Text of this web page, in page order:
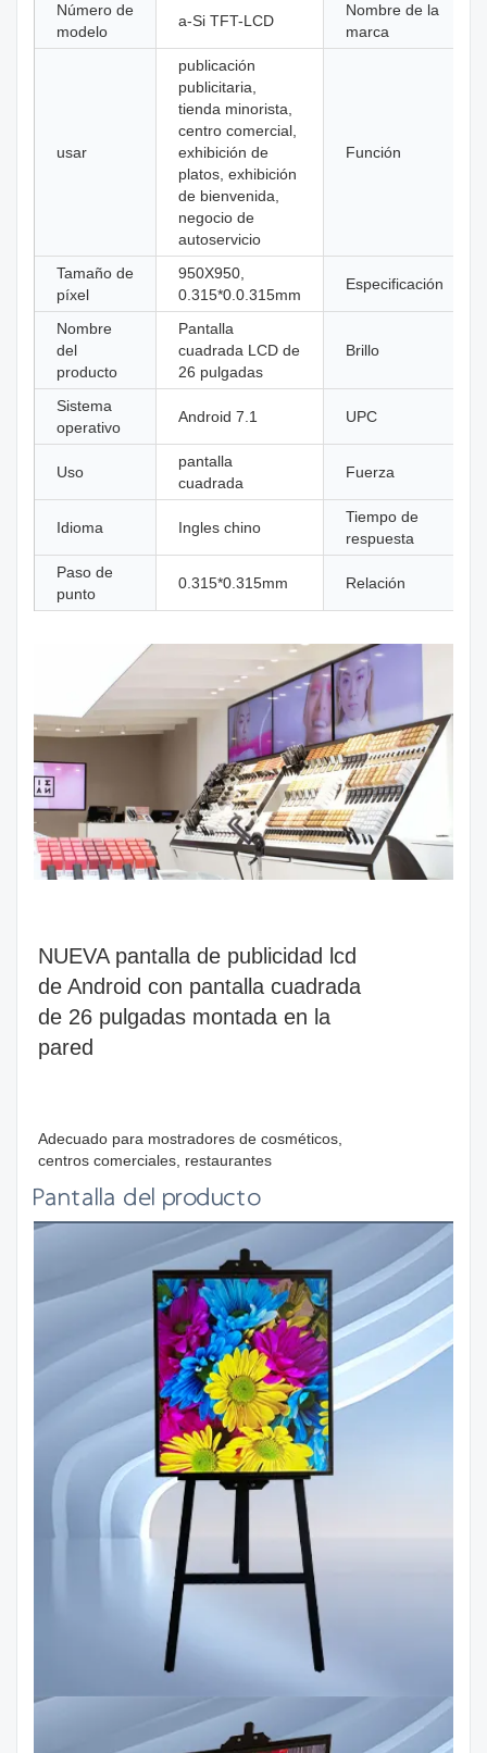
Número de
modelo
a-Si TFT-LCD
Nombre de la
marca
usar
publicación
publicitaria,
tienda minorista,
centro comercial,
exhibición de
platos, exhibición
de bienvenida,
negocio de
autoservicio
Función
Tamaño de
píxel
950X950,
0.315*0.0.315mm
Especificación
Nombre
del
producto
Pantalla
cuadrada LCD de
26 pulgadas
Brillo
Sistema
operativo
Android 7.1 UPC
Uso
pantalla
cuadrada
Fuerza
Idioma Ingles chino
Tiempo de
respuesta
Paso de
punto
0.315*0.315mm Relación
NUEVA pantalla de publicidad lcd
de Android con pantalla cuadrada
de 26 pulgadas montada en la
pared
Adecuado para mostradores de cosméticos,
centros comerciales, restaurantes
Pantalla del producto